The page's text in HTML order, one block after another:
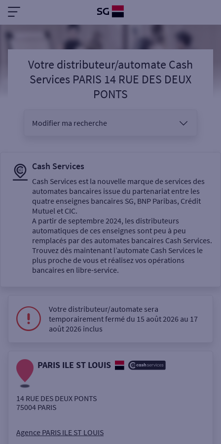
Votre distributeur/automate Cash
Services PARIS 14 RUE DES DEUX
PONTS
Modifier ma recherche
Sélectionnez votre recherche
Un service
Autour de moi
Ville / Code postal
Rue
Cash Services
Cash Services est la nouvelle marque de services des
automates bancaires issue du partenariat entre les
quatre enseignes bancaires SG, BNP Paribas, Crédit
Mutuel et CIC.
A partir de septembre 2024, les distributeurs
automatiques de ces enseignes sont peu à peu
remplacés par des automates bancaires Cash Services.
Trouvez dès maintenant l’automate Cash Services le
plus proche de vous et réalisez vos opérations
bancaires en libre-service.
Votre distributeur/automate sera
temporairement fermé du 15 août 2026 au 17
août 2026 inclus
PARIS ILE ST LOUIS
14 RUE DES DEUX PONTS
75004 PARIS
Agence PARIS ILE ST LOUIS